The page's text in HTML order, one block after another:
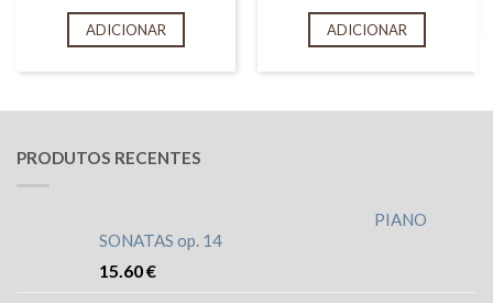
ADICIONAR ADICIONAR
PRODUTOS RECENTES
PIANO
SONATAS op. 14
15.60€